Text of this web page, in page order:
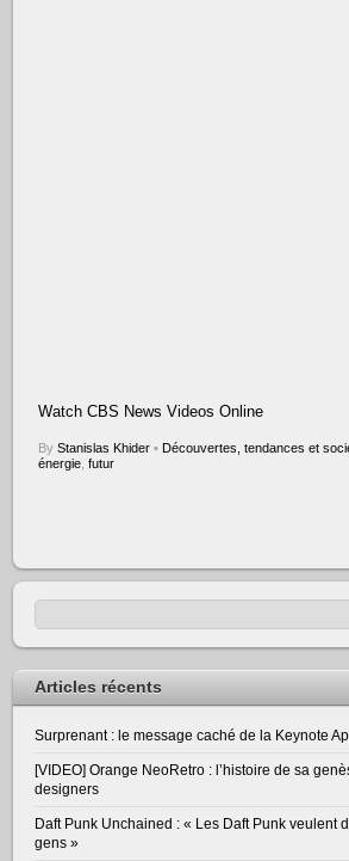
Watch CBS News Videos Online
ByStanislas Khider • Découvertes, tendances et
énergie ,futur
Articles récents
Surprenant : le message caché de la Keynote
[VIDEO] Orange NeoRetro : l’histoire de sa
designers
Daft Punk Unchained : « Les Daft Punk veulent
gens »